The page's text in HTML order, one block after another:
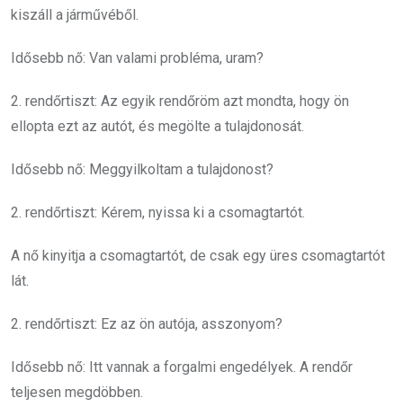
kiszáll a járművéből.
Idősebb nő: Van valami probléma, uram?
2. rendőrtiszt: Az egyik rendőröm azt mondta, hogy ön
ellopta ezt az autót, és megölte a tulajdonosát.
Idősebb nő: Meggyilkoltam a tulajdonost?
2. rendőrtiszt: Kérem, nyissa ki a csomagtartót.
A nő kinyitja a csomagtartót, de csak egy üres csomagtartót
lát.
2. rendőrtiszt: Ez az ön autója, asszonyom?
Idősebb nő: Itt vannak a forgalmi engedélyek. A rendőr
teljesen megdöbben.